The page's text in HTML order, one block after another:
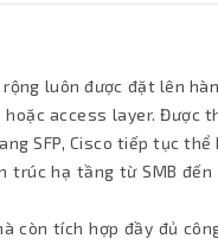
luôn được đặt lên
hoặc access layer. Được
SFP, Cisco tiếp tục thể
trúc hạ tầng từ SMB đến
còn tích hợp đầy đủ